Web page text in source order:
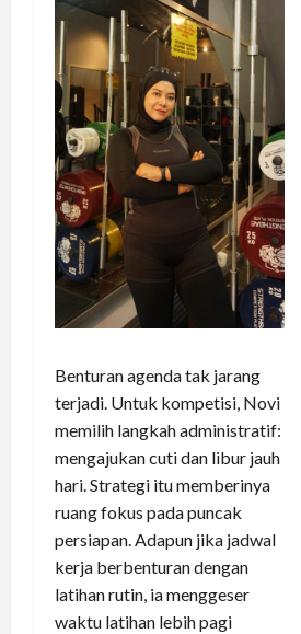
Benturan agenda tak jarang
terjadi. Untuk kompetisi, Novi
memilih langkah administratif:
mengajukan cuti dan libur jauh
hari. Strategi itu memberinya
ruang fokus pada puncak
persiapan. Adapun jika jadwal
kerja berbenturan dengan
latihan rutin, ia menggeser
waktu latihan lebih pagi